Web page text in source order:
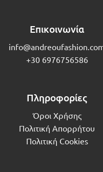
Επικοινωνία
+30 6976756586
Πληροφορίες
Όροι Χρήσης
Πολιτική Απορρήτου
Πολιτική Cookies